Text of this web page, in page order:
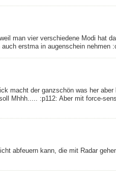
man vier verschiedene Modi hat
erstma in augenschein nehmen
macht der ganzschön was her
Mhhh..... :p112: Aber mit force-
abfeuern kann, die mit Radar